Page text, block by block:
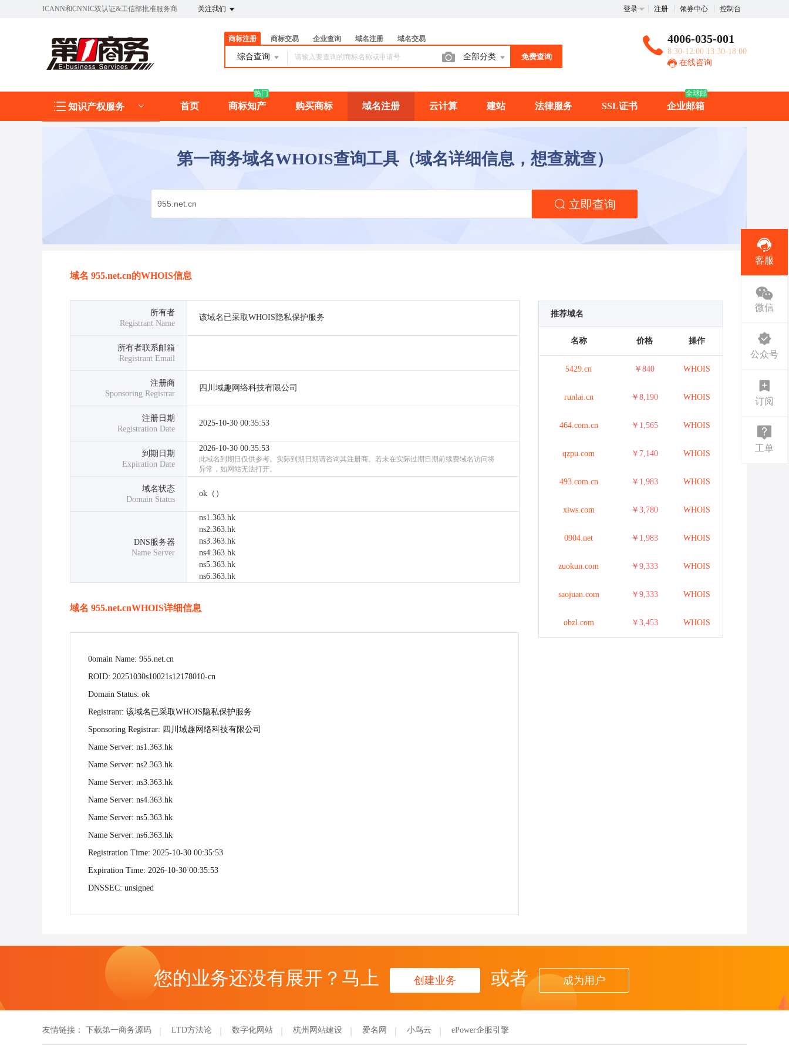
ICANN和CNNIC双认证&工信部批准服务商 关注我们 登录 注册 领券中心 控制台
商标注册 商标交易 企业查询 域名注册 域名交易
综合查询 全部分类 免费查询
4006-035-001
8:30-12:00 13:30-18:00
在线咨询
知识产权服务 首页 商标知产
热门
购买商标 域名注册 云计算 建站 法律服务 SSL证书 企业邮箱
全球邮
第一商务域名WHOIS查询工具（域名详细信息，想查就查）
立即查询
域名 955.net.cn的WHOIS信息
所有者
Registrant Name
该域名已采取WHOIS隐私保护服务
所有者联系邮箱
Registrant Email
注册商
Sponsoring Registrar
四川域趣网络科技有限公司
注册日期
Registration Date
2025-10-30 00:35:53
到期日期
Expiration Date
2026-10-30 00:35:53
此域名到期日仅供参考。实际到期日期请咨询其注册商。若未在实际过期日期前续费域名访问将
异常，如网站无法打开。
域名状态
Domain Status
ok（）
DNS服务器
Name Server
ns1.363.hk
ns2.363.hk
ns3.363.hk
ns4.363.hk
ns5.363.hk
ns6.363.hk
域名 955.net.cnWHOIS详细信息
0omain Name: 955.net.cn
ROID: 20251030s10021s12178010-cn
Domain Status: ok
Registrant: 该域名已采取WHOIS隐私保护服务
Sponsoring Registrar: 四川域趣网络科技有限公司
Name Server: ns1.363.hk
Name Server: ns2.363.hk
Name Server: ns3.363.hk
Name Server: ns4.363.hk
Name Server: ns5.363.hk
Name Server: ns6.363.hk
Registration Time: 2025-10-30 00:35:53
Expiration Time: 2026-10-30 00:35:53
DNSSEC: unsigned
推荐域名
名称 价格 操作
5429.cn ￥840 WHOIS
runlai.cn ￥8,190 WHOIS
464.com.cn ￥1,565 WHOIS
qzpu.com ￥7,140 WHOIS
493.com.cn ￥1,983 WHOIS
xiws.com ￥3,780 WHOIS
0904.net ￥1,983 WHOIS
zuokun.com ￥9,333 WHOIS
saojuan.com ￥9,333 WHOIS
obzl.com ￥3,453 WHOIS
您的业务还没有展开？马上 创建业务 或者 成为用户
友情链接： 下载第一商务源码 LTD方法论 数字化网站 杭州网站建设 爱名网 小鸟云 ePower企服引擎
客服
微信
公众号
订阅
工单